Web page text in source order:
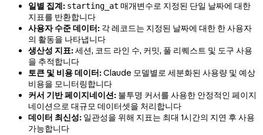
일별 집계: starting_at 매개변수로 지정된 단일 날짜에 대한
지표를 반환합니다
사용자 수준 데이터: 각 레코드는 지정된 날짜에 대한 한 사용자
의 활동을 나타냅니다
생산성 지표:세션, 코드 라인 수, 커밋, 풀 리퀘스트 및 도구 사용
을 추적합니다
토큰 및 비용 데이터:Claude 모델별로 세분화된 사용량 및 예상
비용을 모니터링합니다
커서 기반 페이지네이션: 불투명 커서를 사용한 안정적인 페이지
네이션으로 대규모 데이터셋을 처리합니다
데이터 최신성: 일관성을 위해 지표는 최대 1시간의 지연 후 사용
가능합니다